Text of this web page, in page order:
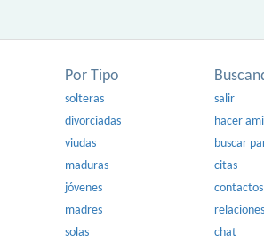
Por Tipo
solteras
divorciadas
viudas
maduras
jóvenes
madres
solas
salir
hacer
buscar
citas
contactos
relaciones
chat